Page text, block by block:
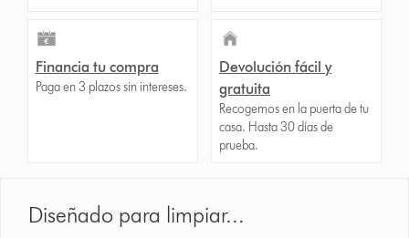
Financia tu compra
Paga en 3 plazos sin intereses.
Devolución fácil y
gratuita
Recogemos en la puerta de tu
casa. Hasta 30 días de
prueba.
Diseñado para limpiar...